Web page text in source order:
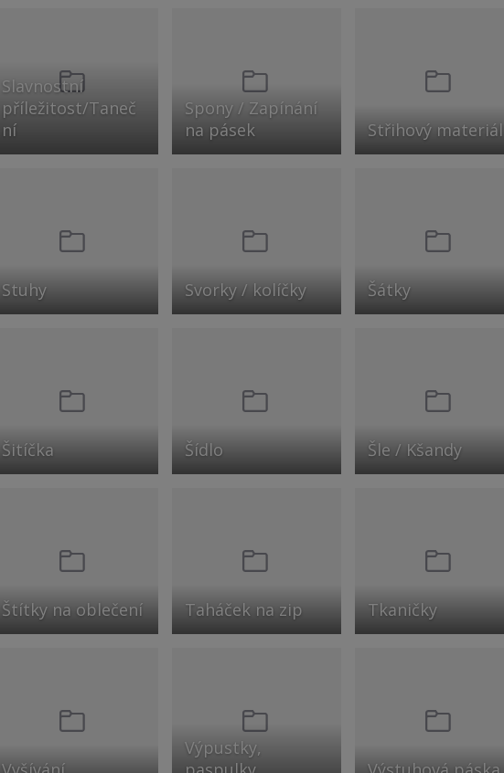
Slavnostní
příležitost/Taneč
ní
Spony / Zapínání
na pásek
Střihový materiál
Stuhy Svorky / kolíčky Šátky
Šitíčka Šídlo Šle / Kšandy
Štítky na oblečení Taháček na zip Tkaničky
Výpustky,